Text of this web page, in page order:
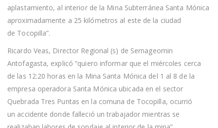
aplastamiento, al interior de la Mina Subterránea Santa Mónica
aproximadamente a 25 kilómetros al este de la ciudad
de Tocopilla”.
Ricardo Veas, Director Regional (s) de Sernageomin
Antofagasta, explicó “quiero informar que el miércoles cerca
de las 12:20 horas en la Mina Santa Mónica del 1 al 8 de la
empresa operadora Santa Mónica ubicada en el sector
Quebrada Tres Puntas en la comuna de Tocopilla, ocurrió
un accidente donde falleció un trabajador mientras se